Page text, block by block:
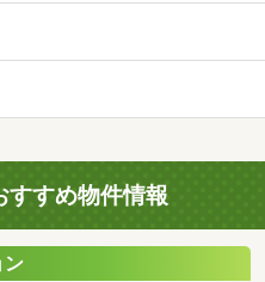
すすめ物件情報
ン